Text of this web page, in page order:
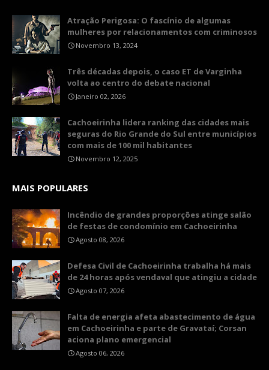
Atração Perigosa: O fascínio de algumas
mulheres por relacionamentos com criminosos
Novembro 13, 2024
Três décadas depois, o caso ET de Varginha
volta ao centro do debate nacional
Janeiro 02, 2026
Cachoeirinha lidera ranking das cidades mais
seguras do Rio Grande do Sul entre municípios
com mais de 100 mil habitantes
Novembro 12, 2025
MAIS POPULARES
Incêndio de grandes proporções atinge salão
de festas de condomínio em Cachoeirinha
Agosto 08, 2026
Defesa Civil de Cachoeirinha trabalha há mais
de 24 horas após vendaval que atingiu a cidade
Agosto 07, 2026
Falta de energia afeta abastecimento de água
em Cachoeirinha e parte de Gravataí; Corsan
aciona plano emergencial
Agosto 06, 2026